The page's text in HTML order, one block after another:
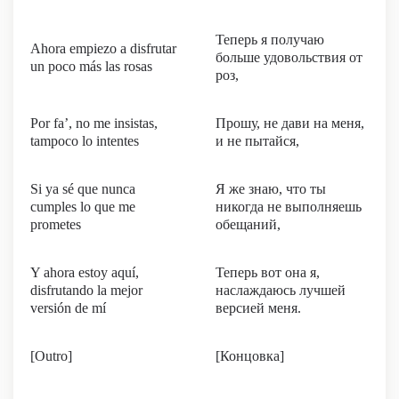
Ahora empiezo a disfrutar
un poco más las rosas
Теперь я получаю
больше удовольствия от
роз,
Por fa’, no me insistas,
tampoco lo intentes
Прошу, не дави на меня,
и не пытайся,
Si ya sé que nunca
cumples lo que me
prometes
Я же знаю, что ты
никогда не выполняешь
обещаний,
Y ahora estoy aquí,
disfrutando la mejor
versión de mí
Теперь вот она я,
наслаждаюсь лучшей
версией меня.
[Outro] [Концовка]